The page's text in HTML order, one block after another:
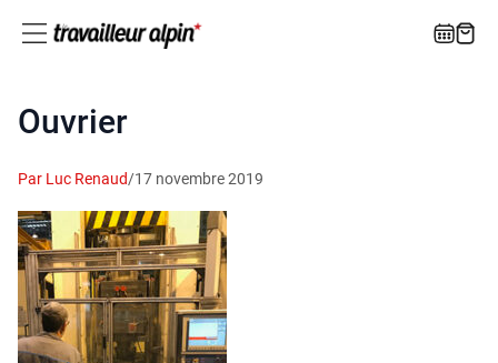
Ouvrier
Par Luc Renaud/17 novembre 2019